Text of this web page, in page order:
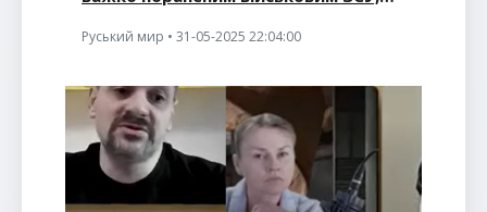
Руський мир • 31-05-2025 22:04:00